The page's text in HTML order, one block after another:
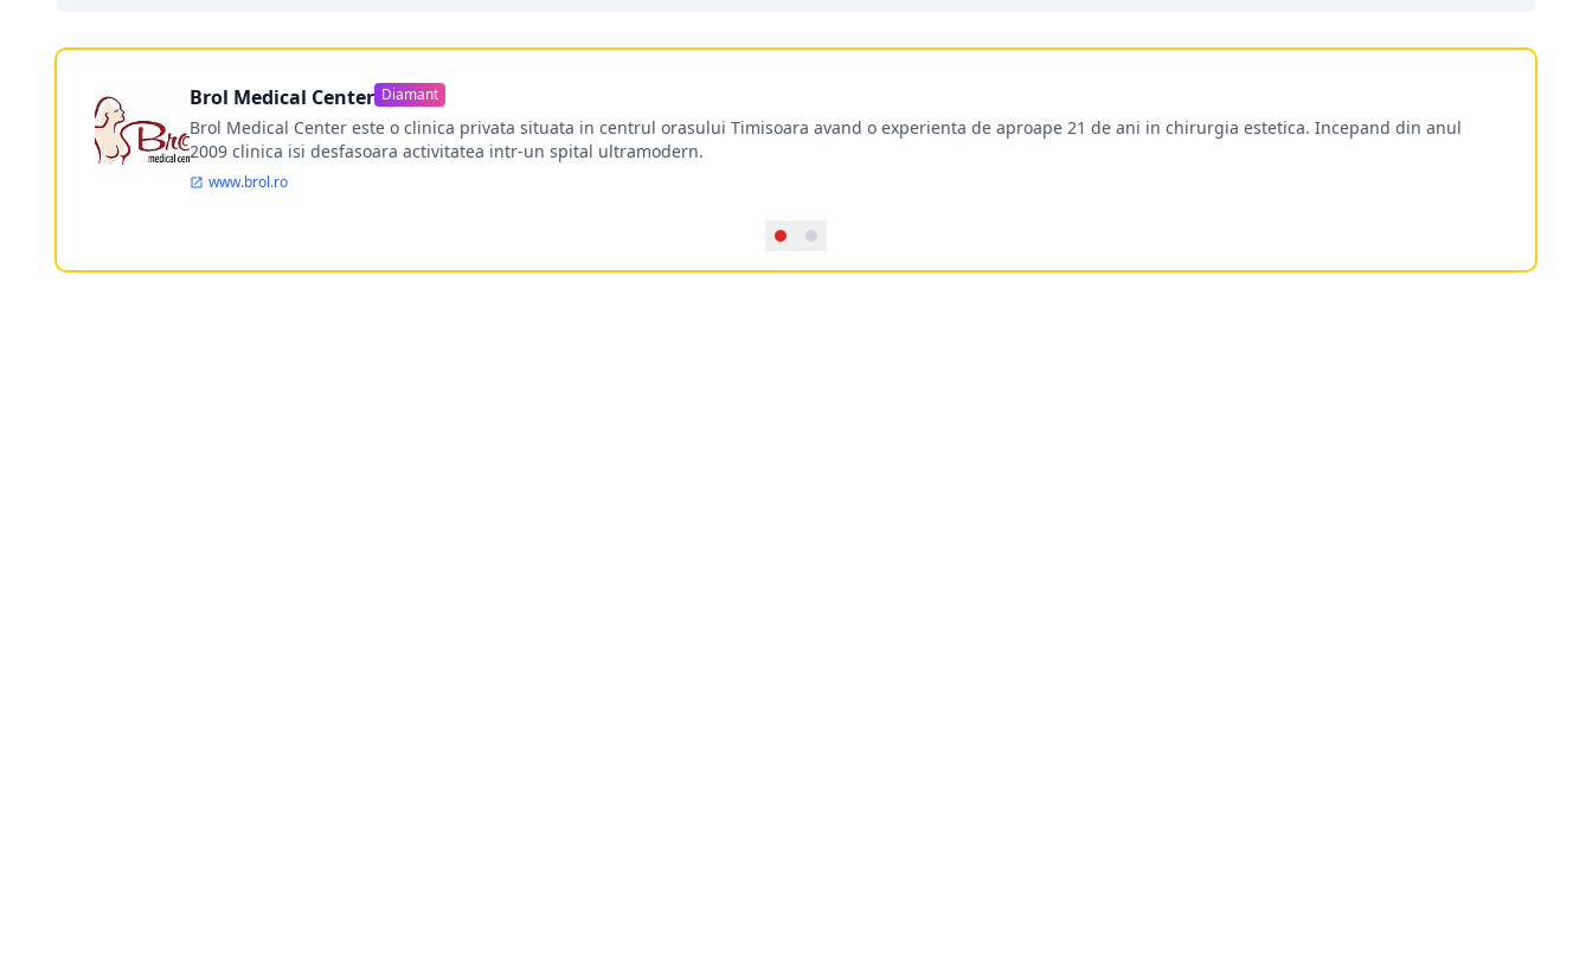
Brol Medical Center Diamant
Brol Medical Center este o clinica privata situata in centrul orasului Timisoara avand o experienta de aproape 21 de ani in chirurgia estetica. Incepand din anul
2009 clinica isi desfasoara activitatea intr-un spital ultramodern.
www.brol.ro